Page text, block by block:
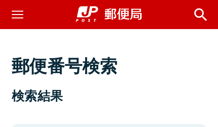
郵便番号検索
検索結果